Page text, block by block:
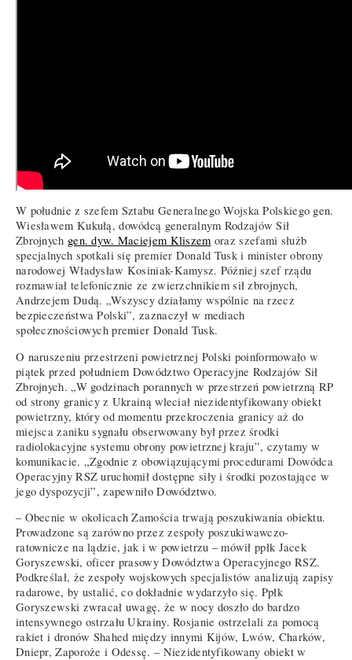
W południe z szefem Sztabu Generalnego Wojska Polskiego gen.
Wiesławem Kukułą, dowódcą generalnym Rodzajów Sił
Zbrojnych gen. dyw. Maciejem Kliszem oraz szefami służb
specjalnych spotkali się premier Donald Tusk i minister obrony
narodowej Władysław Kosiniak-Kamysz. Później szef rządu
rozmawiał telefonicznie ze zwierzchnikiem sił zbrojnych,
Andrzejem Dudą. „Wszyscy działamy wspólnie na rzecz
bezpieczeństwa Polski”, zaznaczył w mediach
społecznościowych premier Donald Tusk.
O naruszeniu przestrzeni powietrznej Polski poinformowało w
piątek przed południem Dowództwo Operacyjne Rodzajów Sił
Zbrojnych. „W godzinach porannych w przestrzeń powietrzną RP
od strony granicy z Ukrainą wleciał niezidentyfikowany obiekt
powietrzny, który od momentu przekroczenia granicy aż do
miejsca zaniku sygnału obserwowany był przez środki
radiolokacyjne systemu obrony powietrznej kraju”, czytamy w
komunikacie. „Zgodnie z obowiązującymi procedurami Dowódca
Operacyjny RSZ uruchomił dostępne siły i środki pozostające w
jego dyspozycji”, zapewniło Dowództwo.
– Obecnie w okolicach Zamościa trwają poszukiwania obiektu.
Prowadzone są zarówno przez zespoły poszukiwawczo-
ratownicze na lądzie, jak i w powietrzu – mówił ppłk Jacek
Goryszewski, oficer prasowy Dowództwa Operacyjnego RSZ.
Podkreślał, że zespoły wojskowych specjalistów analizują zapisy
radarowe, by ustalić, co dokładnie wydarzyło się. Ppłk
Goryszewski zwracał uwagę, że w nocy doszło do bardzo
intensywnego ostrzału Ukrainy. Rosjanie ostrzelali za pomocą
rakiet i dronów Shahed między innymi Kijów, Lwów, Charków,
Dniepr, Zaporoże i Odessę. – Niezidentyfikowany obiekt w